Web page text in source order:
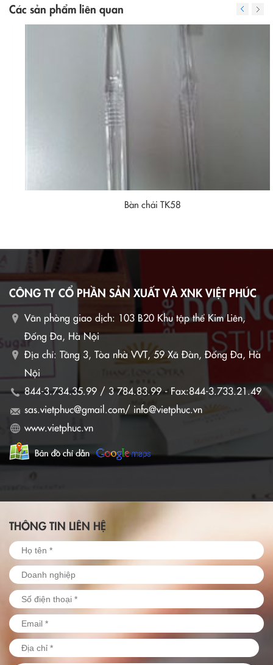
Các sản phẩm liên quan
Bàn chải TK58
CÔNG TY CỔ PHẦN SẢN XUẤT VÀ XNK VIỆT PHÚC
Văn phòng giao dịch: 103 B20 Khu tập thể Kim Liên,
Đống Đa, Hà Nội
Địa chỉ: Tầng 3, Tòa nhà VVT, 59 Xã Đàn, Đống Đa, Hà
Nội
844-3.734.35.99 / 3 784.83.99 - Fax:844-3.733.21.49
sas.vietphuc@gmail.com/ info@vietphuc.vn
www.vietphuc.vn
THÔNG TIN LIÊN HỆ